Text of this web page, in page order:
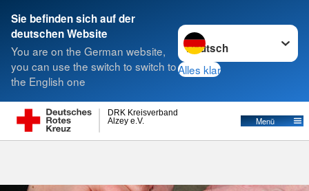
Sie befinden sich auf der
deutschen Website
You are on the German website,
you can use the switch to switch to
the English one
Sprache wechseln zu
Alles klar
Alzey e.V.
DRK Kreisverband
Menü
Suche